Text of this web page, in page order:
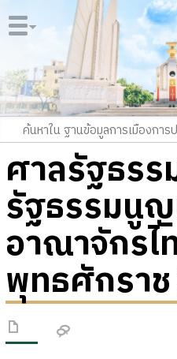
ศาลรัฐธร
รัฐธรรมนู
อาณาจักรไ
พุทธศักรา